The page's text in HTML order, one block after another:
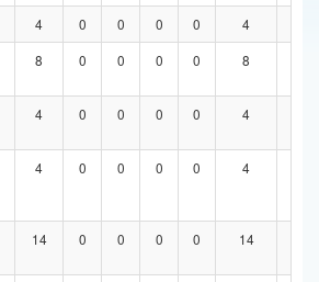
4 0 0 0 0 4
8 0 0 0 0 8
4 0 0 0 0 4
4 0 0 0 0 4
14 0 0 0 0 14